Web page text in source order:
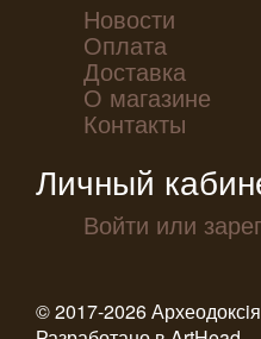
Новости
Оплата
Доставка
О магазине
Контакты
Личный
Войти или
© 2017-2026